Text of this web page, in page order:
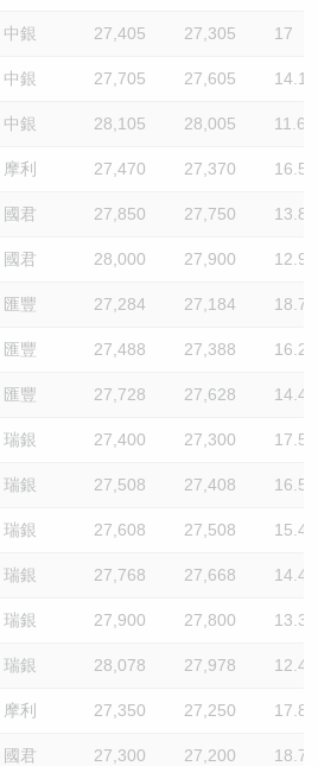
中銀 27,405 27,305 17
中銀 27,705 27,605 14.1
中銀 28,105 28,005 11.6
摩利 27,470 27,370 16.5
國君 27,850 27,750 13.8
國君 28,000 27,900 12.9
匯豐 27,284 27,184 18.7
匯豐 27,488 27,388 16.2
匯豐 27,728 27,628 14.4
瑞銀 27,400 27,300 17.5
瑞銀 27,508 27,408 16.5
瑞銀 27,608 27,508 15.4
瑞銀 27,768 27,668 14.4
瑞銀 27,900 27,800 13.3
瑞銀 28,078 27,978 12.4
摩利 27,350 27,250 17.8
國君 27,300 27,200 18.7